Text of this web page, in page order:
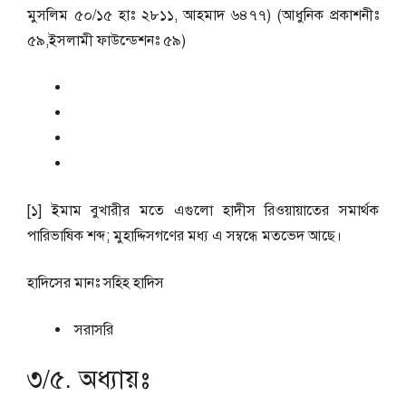
মুসলিম ৫০/১৫ হাঃ ২৮১১, আহমাদ ৬৪৭৭) (আধুনিক প্রকাশনীঃ
৫৯,ইসলামী ফাউন্ডেশনঃ ৫৯)
[১] ইমাম বুখারীর মতে এগুলো হাদীস রিওয়ায়াতের সমার্থক
পারিভাষিক শব্দ; মুহাদ্দিসগণের মধ্য এ সম্বন্ধে মতভেদ আছে।
হাদিসের মানঃসহিহ হাদিস
সরাসরি
৩/৫. অধ্যায়ঃ